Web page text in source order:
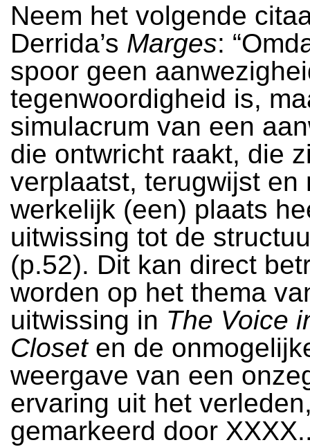
Neem het volgende
Derrida’s Marges:
spoor geen
tegenwoordigheid is,
simulacrum van een
die ontwricht raakt, die
verplaatst, terugwijst en
werkelijk (een) plaats
uitwissing tot de
(p.52). Dit kan direct
worden op het thema
uitwissing in The Voice
Closet en de
weergave van een
ervaring uit het
gemarkeerd door